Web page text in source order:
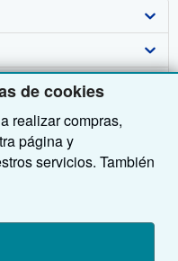
de cookies
realizar compras,
página y
servicios. También
el modo en que los
poder realizar
utilizaremos